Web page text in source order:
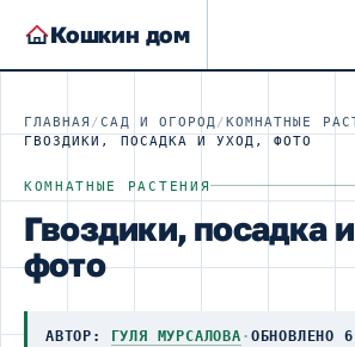
Кошкин дом
ГЛАВНАЯ /САД И ОГОРОД /КОМНАТНЫЕ
ГВОЗДИКИ, ПОСАДКА И УХОД, ФОТО
КОМНАТНЫЕ РАСТЕНИЯ
Гвоздики, посадка
фото
АВТОР: ГУЛЯ МУРСАЛОВА · ОБНОВЛЕНО